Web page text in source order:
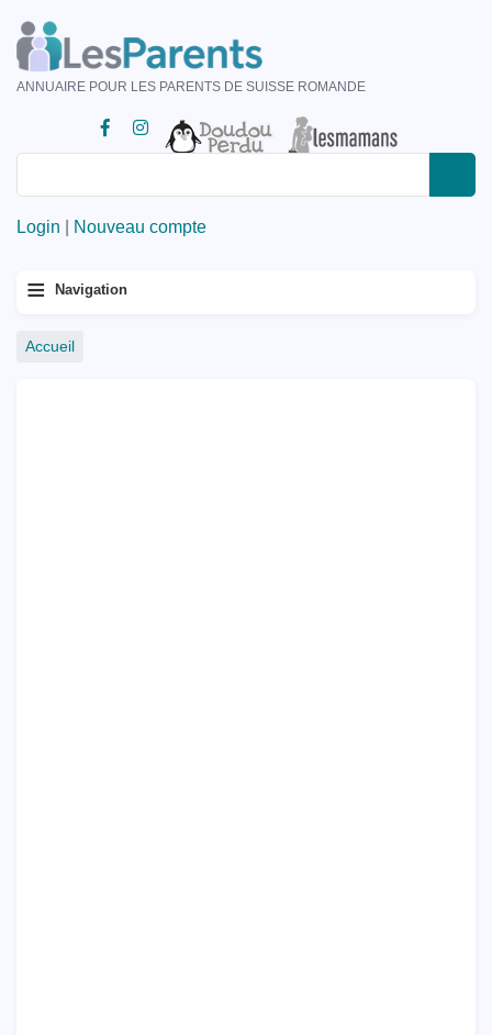
au
contenu
principal
ANNUAIRE POUR LES PARENTS DE SUISSE ROMANDE
Login Nouveau compte
Menu
≡ Navigation
Fil
Accueil